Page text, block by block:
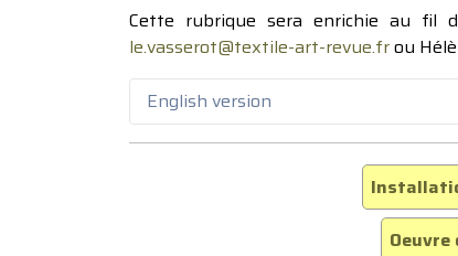
Cette rubrique sera enrichie au fil
le.vasserot@textile-art-revue.frou
English version